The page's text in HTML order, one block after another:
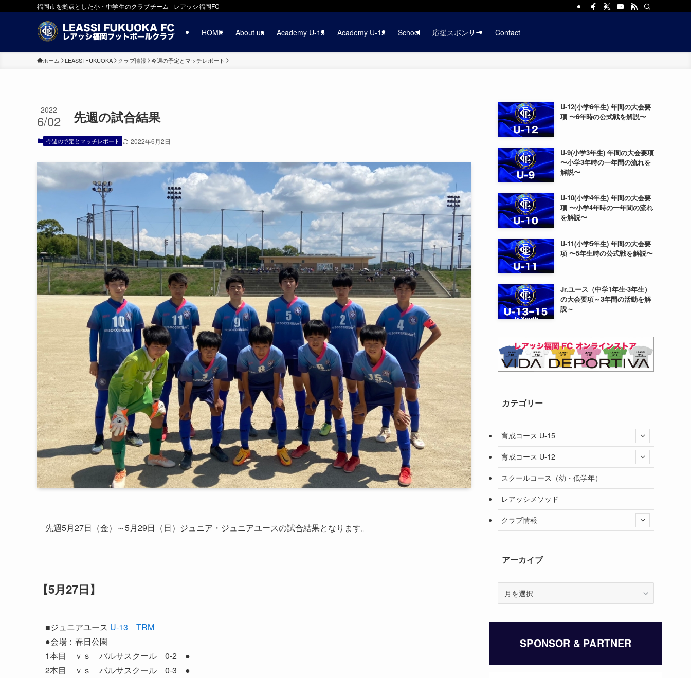
福岡市を拠点とした小・中学生のクラブチーム | レアッシ福岡FC
HOME About us Academy U-15 Academy U-12 School 応援スポンサー Contact
ホーム LEASSI FUKUOKA クラブ情報 今週の予定とマッチレポート
先週の試合結果
2022
6/02
今週の予定とマッチレポート 2022年6月2日
先週5月27日（金）～5月29日（日）ジュニア・ジュニアユースの試合結果となります。
【5月27日】
■ジュニアユース U-13 TRM
●会場：春日公園
1本目 ｖｓ バルサスクール 0-2 ●
2本目 ｖｓ バルサスクール 0-3 ●
U-12(小学6年生) 年間の大会要
項 〜6年時の公式戦を解説〜
U-9(小学3年生) 年間の大会要項
〜小学3年時の一年間の流れを
解説〜
U-10(小学4年生) 年間の大会要
項 〜小学4年時の一年間の流れ
を解説〜
U-11(小学5年生) 年間の大会要
項 〜5年生時の公式戦を解説〜
Jr.ユース（中学1年生-3年生）
の大会要項～3年間の活動を解
説～
カテゴリー
育成コース U-15
育成コース U-12
スクールコース（幼・低学年）
レアッシメソッド
クラブ情報
アーカイブ
イ
SPONSOR & PARTNER